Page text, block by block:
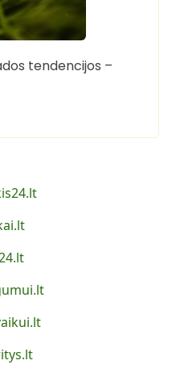
tendencijos –